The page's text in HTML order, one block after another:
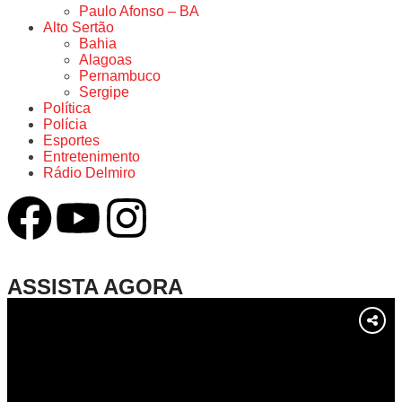
Paulo Afonso – BA
Alto Sertão
Bahia
Alagoas
Pernambuco
Sergipe
Política
Polícia
Esportes
Entretenimento
Rádio Delmiro
ASSISTA AGORA